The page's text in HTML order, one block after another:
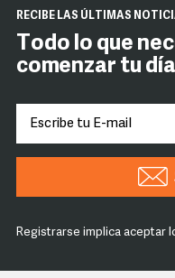
RECIBE LAS ÚLTIMAS
Todo lo que
comenzar tu día
Registrarse implica aceptar